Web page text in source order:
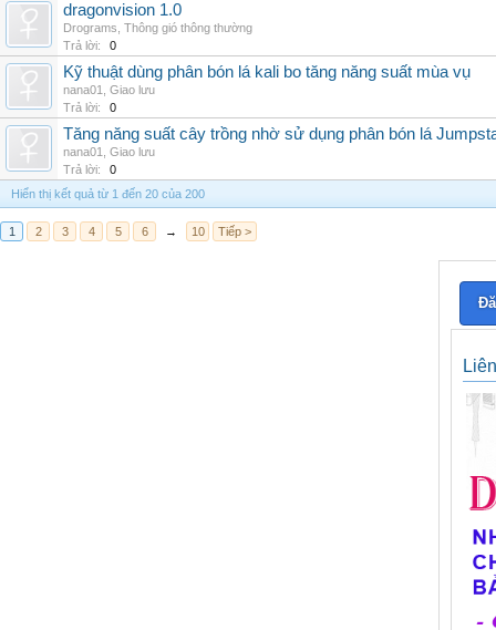
dragonvision 1.0
Drograms Thông gió thông thường
Trả lời:
0
Kỹ thuật dùng phân bón lá kali bo tăng năng suất mùa vụ
nana01
Giao lưu
Trả lời:
0
Tăng năng suất cây trồng nhờ sử dụng phân bón lá
nana01
Giao lưu
Trả lời:
0
Hiển thị kết quả từ 1 đến 20 của 200
1 2 3 4 5 6 → 10 Tiếp >